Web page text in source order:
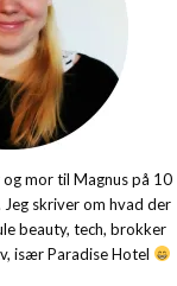
mor til Magnus på 10
skriver om hvad der
beauty, tech, brokker
især Paradise Hotel